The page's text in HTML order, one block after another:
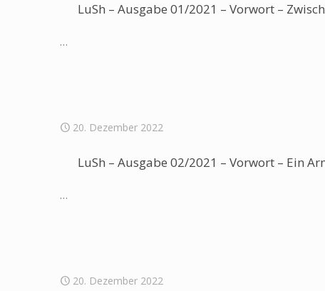
LuSh – Ausgabe 01/2021 – Vorwort –
…
20. Dezember 2022
LuSh – Ausgabe 02/2021 – Vorwort – Ein
…
20. Dezember 2022